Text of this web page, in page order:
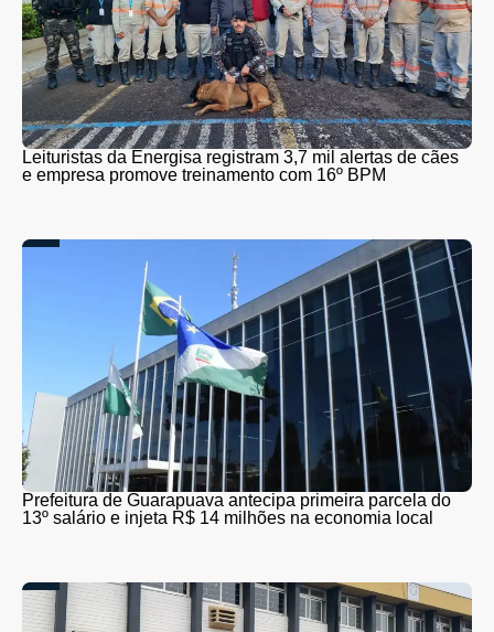
Leituristas da Energisa registram 3,7 mil alertas de cães
e empresa promove treinamento com 16º BPM
Prefeitura de Guarapuava antecipa primeira parcela do
13º salário e injeta R$ 14 milhões na economia local